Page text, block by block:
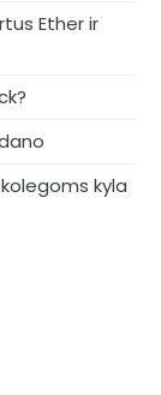
Ether ir
kyla